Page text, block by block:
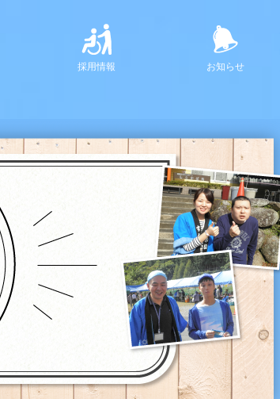
採用情報 お知らせ